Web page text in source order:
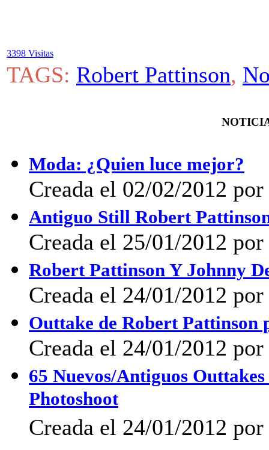
3398 Visitas
TAGS: Robert Pattinson,
Moda: ¿Quien luce mejor?
Creada el 02/02/2012
Antiguo Still Robert
Creada el 25/01/2012
Robert Pattinson Y Johnny
Creada el 24/01/2012
Outtake de Robert Pattinson
Creada el 24/01/2012
65 Nuevos/Antiguos
Photoshoot
Creada el 24/01/2012